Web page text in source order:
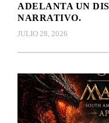
ADELANTA UN
NARRATIVO.
JULIO 28, 2026